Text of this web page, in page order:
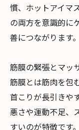
慣、ホットアイマ
の両方を意識的に
善につながります。
筋膜の緊張とマッ
筋膜とは筋肉を包
首こりが長引きや
悪さや運動不足、
すいのが特徴です。